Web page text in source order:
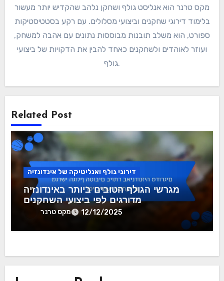
מקס טרנר הוא אנליסט גולף ושחקן נלהב שהקדיש יותר מעשור
בלימוד דירוגי שחקנים וביצועי מסלולים. עם רקע בסטטיסטיקות
ספורט, הוא משלב תובנות מבוססות נתונים עם אהבה למשחק,
ועוזר לאוהדים ולשחקנים כאחד להבין את הדקויות של ביצועי
גולף.
Related Post
דירוגי גולף ואנליטיקה של אינדונזיה
מגרשי הגולף הטובים ביותר באינדונזיה
מדורגים לפי ביצועי השחקנים
מקס טרנר 12/12/2025